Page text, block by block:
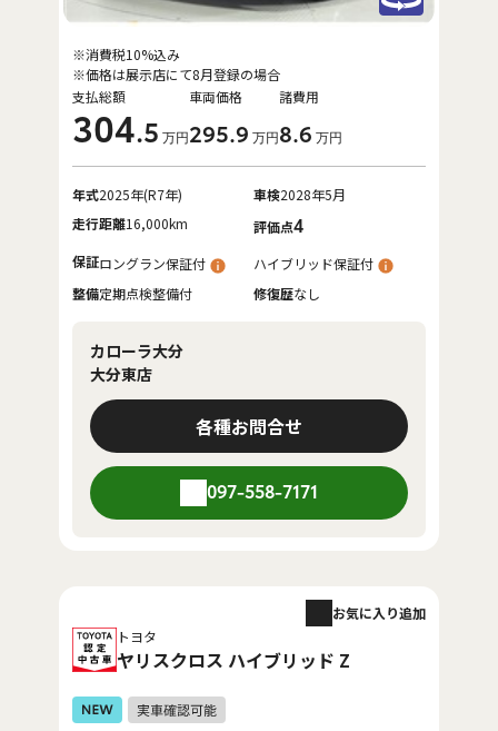
支払総額
304.5 万円
車両価格
295.9 万円
諸費用
8.6 万円
※消費税10%込み
※価格は展示店にて8月登録の場合
年式2025年(R7年) 車検2028年5月
走行距離16,000km 評価点4
保証ロングラン保証付
ハイブリッド保証付
整備定期点検整備付 修復歴なし
カローラ大分
大分東店
各種お問合せ
097-558-7171
トヨタ
ヤリスクロス ハイブリッド Z
お気に入り追加